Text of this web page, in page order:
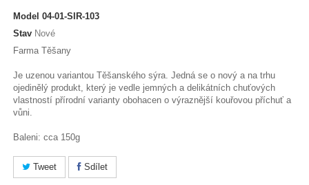
Model 04-01-SIR-103
Stav Nové
Farma Těšany
Je uzenou variantou Těšanského sýra. Jedná se o nový a na trhu
ojedinělý produkt, který je vedle jemných a delikátních chuťových
vlastností přírodní varianty obohacen o výraznější kouřovou příchuť a
vůni.
Baleni: cca 150g
Tweet Sdílet